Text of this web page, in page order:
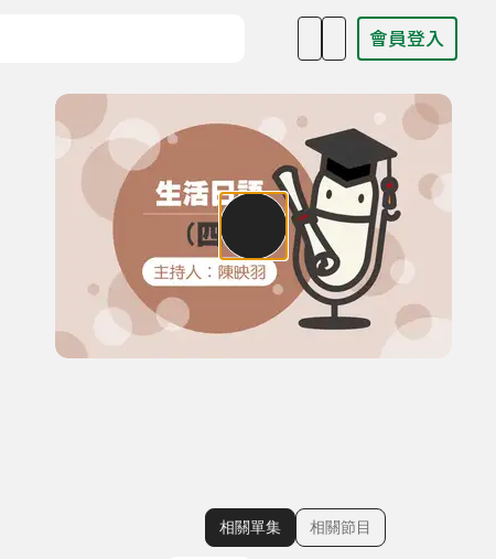
會員登入
顯示相關單集
相關單集 相關節目